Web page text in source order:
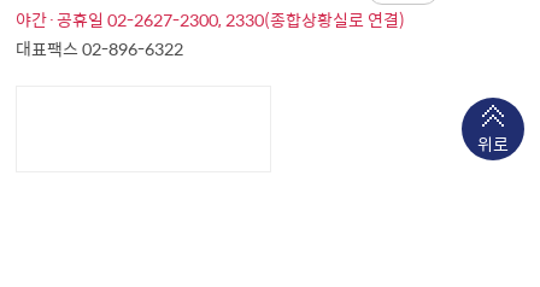
위로
야간·공휴일 02-2627-2300, 2330(종합상황실로 연결)
대표팩스 02-896-6322